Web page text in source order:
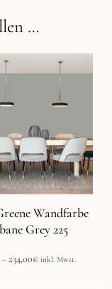
…
Wandfarbe
Grey 225
–234,00€Preisspanne:
inkl. Mwst.
Produkt
mehrere
auf.
Optionen
können
auf
der
Produktseite
gewählt
werden